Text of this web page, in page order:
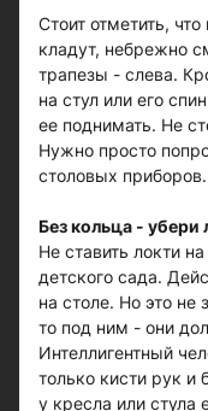
Стоит отметить,
кладут, небрежно
трапезы - слева.
на стул или его
ее поднимать. Не
Нужно просто
столовых приборов.
Без кольца - убери
Не ставить локти
детского сада.
на столе. Но это не
то под ним - они
Интеллигентный
только кисти рук и
у кресла или стула